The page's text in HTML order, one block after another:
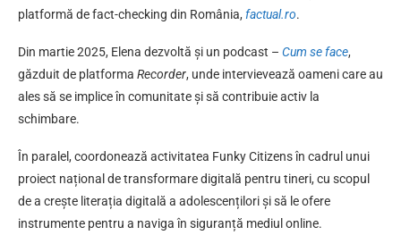
platformă de fact-checking din România, factual.ro.
Din martie 2025, Elena dezvoltă și un podcast – Cum se face,
găzduit de platforma Recorder, unde intervievează oameni care au
ales să se implice în comunitate și să contribuie activ la
schimbare.
În paralel, coordonează activitatea Funky Citizens în cadrul unui
proiect național de transformare digitală pentru tineri, cu scopul
de a crește literația digitală a adolescențilori și să le ofere
instrumente pentru a naviga în siguranță mediul online.